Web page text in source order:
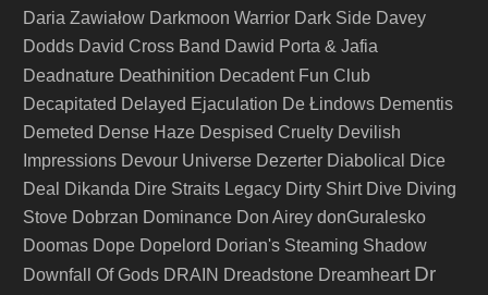
Daria Zawiałow Darkmoon Warrior Dark Side Davey
Dodds David Cross Band Dawid Porta & Jafia
Deadnature Deathinition Decadent Fun Club
Decapitated Delayed Ejaculation De Łindows Dementis
Demeted Dense Haze Despised Cruelty Devilish
Impressions Devour Universe Dezerter Diabolical
Dice
Deal
Dikanda Dire Straits Legacy Dirty Shirt Dive Diving
Stove Dobrzan Dominance Don Airey donGuralesko
Doomas Dope Dopelord Dorian's Steaming Shadow
Downfall Of Gods DRAIN Dreadstone Dreamheart Dr